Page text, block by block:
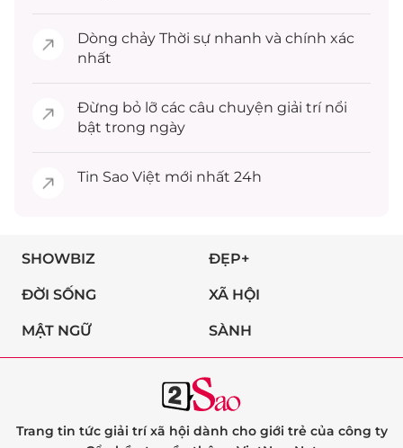
Dòng chảy Thời sự nhanh và chính xác
nhất
Đừng bỏ lỡ các câu chuyện giải trínổi
bật trong ngày
Tin Sao Việt mới nhất 24h
SHOWBIZ ĐẸP+
ĐỜI SỐNG XÃ HỘI
MẬT NGỮ SÀNH
Trang tin tức giải trí xã hội dành cho giới trẻ của công ty